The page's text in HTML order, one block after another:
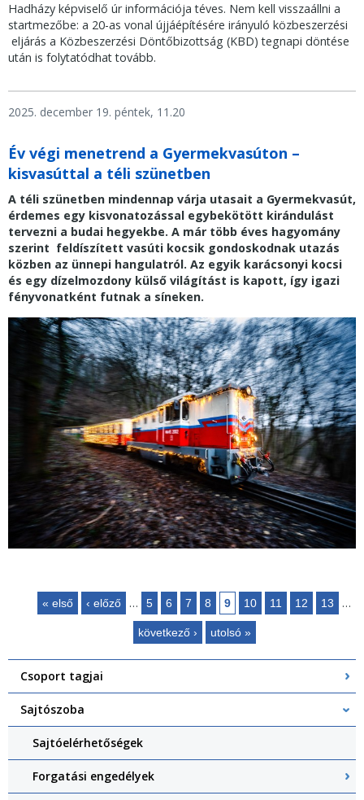
Hadházy képviselő úr információja téves. Nem kell visszaállni a
startmezőbe: a 20-as vonal újjáépítésére irányuló közbeszerzési
eljárás a Közbeszerzési Döntőbizottság (KBD) tegnapi döntése
után is folytatódhat tovább.
2025. december 19. péntek, 11.20
Év végi menetrend a Gyermekvasúton –
kisvasúttal a téli szünetben
A téli szünetben mindennap várja utasait a Gyermekvasút,
érdemes egy kisvonatozással egybekötött kirándulást
tervezni a budai hegyekbe. A már több éves hagyomány
szerint feldíszített vasúti kocsik gondoskodnak utazás
közben az ünnepi hangulatról. Az egyik karácsonyi kocsi
és egy dízelmozdony külső világítást is kapott, így igazi
fényvonatként futnak a síneken.
« első ‹ előző … 5 6 7 8 9 10 11 12 13 …
következő › utolsó »
Csoport tagjai
Sajtószoba
Sajtóelérhetőségek
Forgatási engedélyek